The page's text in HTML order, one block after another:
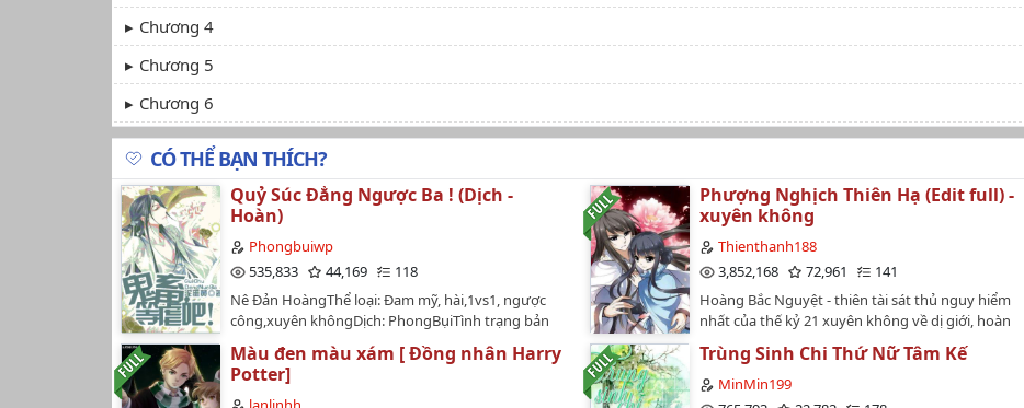
Chương 4
Chương 5
Chương 6
CÓ THỂ BẠN THÍCH?
Quỷ Súc Đẳng Ngược Ba ! (Dịch -
Hoàn)
Phongbuiwp
535,833
44,169
118
Nê Đản HoàngThể loại: Đam mỹ, hài,1vs1, ngược
công,xuyên khôngDịch: PhongBụiTình trạng bản
không hiếm, cái hiếm là viết ngược văn không ngờ
lại khiến cho nhân vật chính dưới ngòi bút của
mình trở thành có thực -> Kết quả là bị nhân vật
Phượng Nghịch Thiên Hạ (Edit full) -
xuyên không
Thienthanh188
3,852,168
72,961
141
Hoàng Bắc Nguyệt - thiên tài sát thủ nguy hiểm
nhất của thế kỷ 21 xuyên không về dị giới, hoàn
vốn được coi là phế vật của nước Nam Dực, con gái
của Trưởng Công chúa Huệ Văn. Khi phế vật bộc lộ
kinh tài tuyệt thế, vô số nam nữ trong thiên hạ
Màu đen màu xám [ Đồng nhân Harry
Potter]
Trùng Sinh Chi Thứ Nữ Tâm Kế
MinMin199